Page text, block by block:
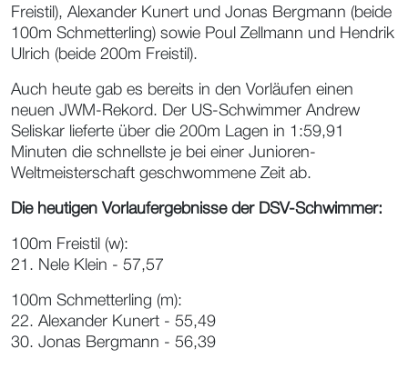
Freistil), Alexander Kunert und Jonas Bergmann (beide
100m Schmetterling) sowie Poul Zellmann und Hendrik
Ulrich (beide 200m Freistil).
Auch heute gab es bereits in den Vorläufen einen
neuen JWM-Rekord. Der US-Schwimmer Andrew
Seliskar lieferte über die 200m Lagen in 1:59,91
Minuten die schnellste je bei einer Junioren-
Weltmeisterschaft geschwommene Zeit ab.
Die heutigen Vorlaufergebnisse der DSV-Schwimmer:
100m Freistil (w):
21. Nele Klein - 57,57
100m Schmetterling (m):
22. Alexander Kunert - 55,49
30. Jonas Bergmann - 56,39